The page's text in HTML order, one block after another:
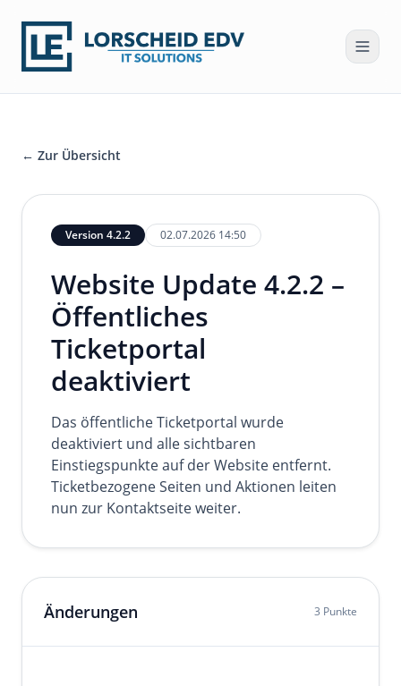
← Zur Übersicht
Version 4.2.2 02.07.2026 14:50
Website Update 4.2.2 –
Öffentliches
Ticketportal
deaktiviert
Das öffentliche Ticketportal wurde
deaktiviert und alle sichtbaren
Einstiegspunkte auf der Website entfernt.
Ticketbezogene Seiten und Aktionen leiten
nun zur Kontaktseite weiter.
Änderungen 3 Punkte